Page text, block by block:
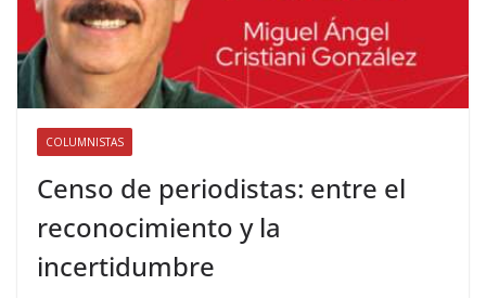
COLUMNISTAS
Censo de periodistas: entre el
reconocimiento y la
incertidumbre